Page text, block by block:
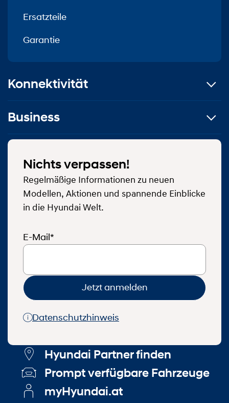
Ersatzteile
Garantie
Konnektivität
Business
Nichts verpassen!
Regelmäßige Informationen zu neuen
Modellen, Aktionen und spannende Einblicke
in die Hyundai Welt.
E-Mail*
Jetzt anmelden
Datenschutzhinweis
Hyundai Partner finden
Prompt verfügbare Fahrzeuge
myHyundai.at